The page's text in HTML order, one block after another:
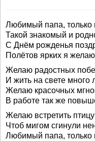
Любимый папа, только
Такой знакомый и
С Днём рожденья
Полётов ярких я
Желаю радостных
И жить на свете много
Желаю красочных
В работе так же
Желаю встретить птицу
Чтоб мигом сгинули
Любимый папа, только